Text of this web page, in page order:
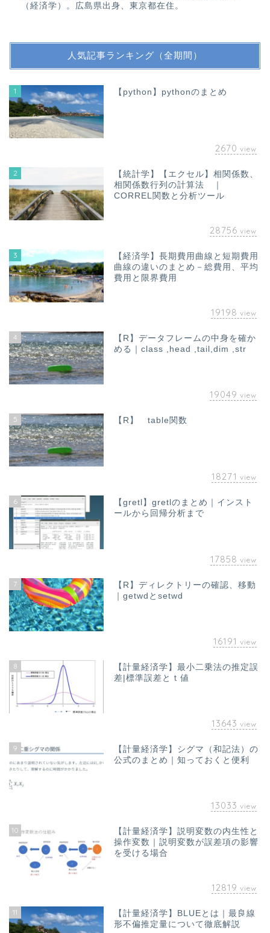
（経済学）。広島県出身、東京都在住。
人気記事ランキング（全期間）
1 【python】pythonのまとめ
2670 view
2
【統計学】【エクセル】相関係数、
相関係数行列の計算法 ｜
CORREL関数と分析ツール
28756 view
3
【経済学】長期費用曲線と短期費用
曲線の違いのまとめ－総費用、平均
費用と限界費用
19198 view
4
【R】データフレームの中身を確か
める｜class ,head ,tail,dim ,str
19049 view
5 【R】 table関数
18271 view
6
【gretl】gretlのまとめ｜インスト
ールから回帰分析まで
17858 view
7
【R】ディレクトリーの確認、移動
｜getwdとsetwd
16191 view
8
【計量経済学】最小二乗法の推定誤
差|標準誤差とｔ値
13643 view
9
【計量経済学】シグマ（和記法）の
公式のまとめ｜知っておくと便利
13033 view
10
【計量経済学】説明変数の内生性と
操作変数｜説明変数が誤差項の影響
を受ける場合
12819 view
11
【計量経済学】BLUEとは｜最良線
形不偏推定量について徹底解説
ホーム
オフィス海水浴について｜
山澤成康